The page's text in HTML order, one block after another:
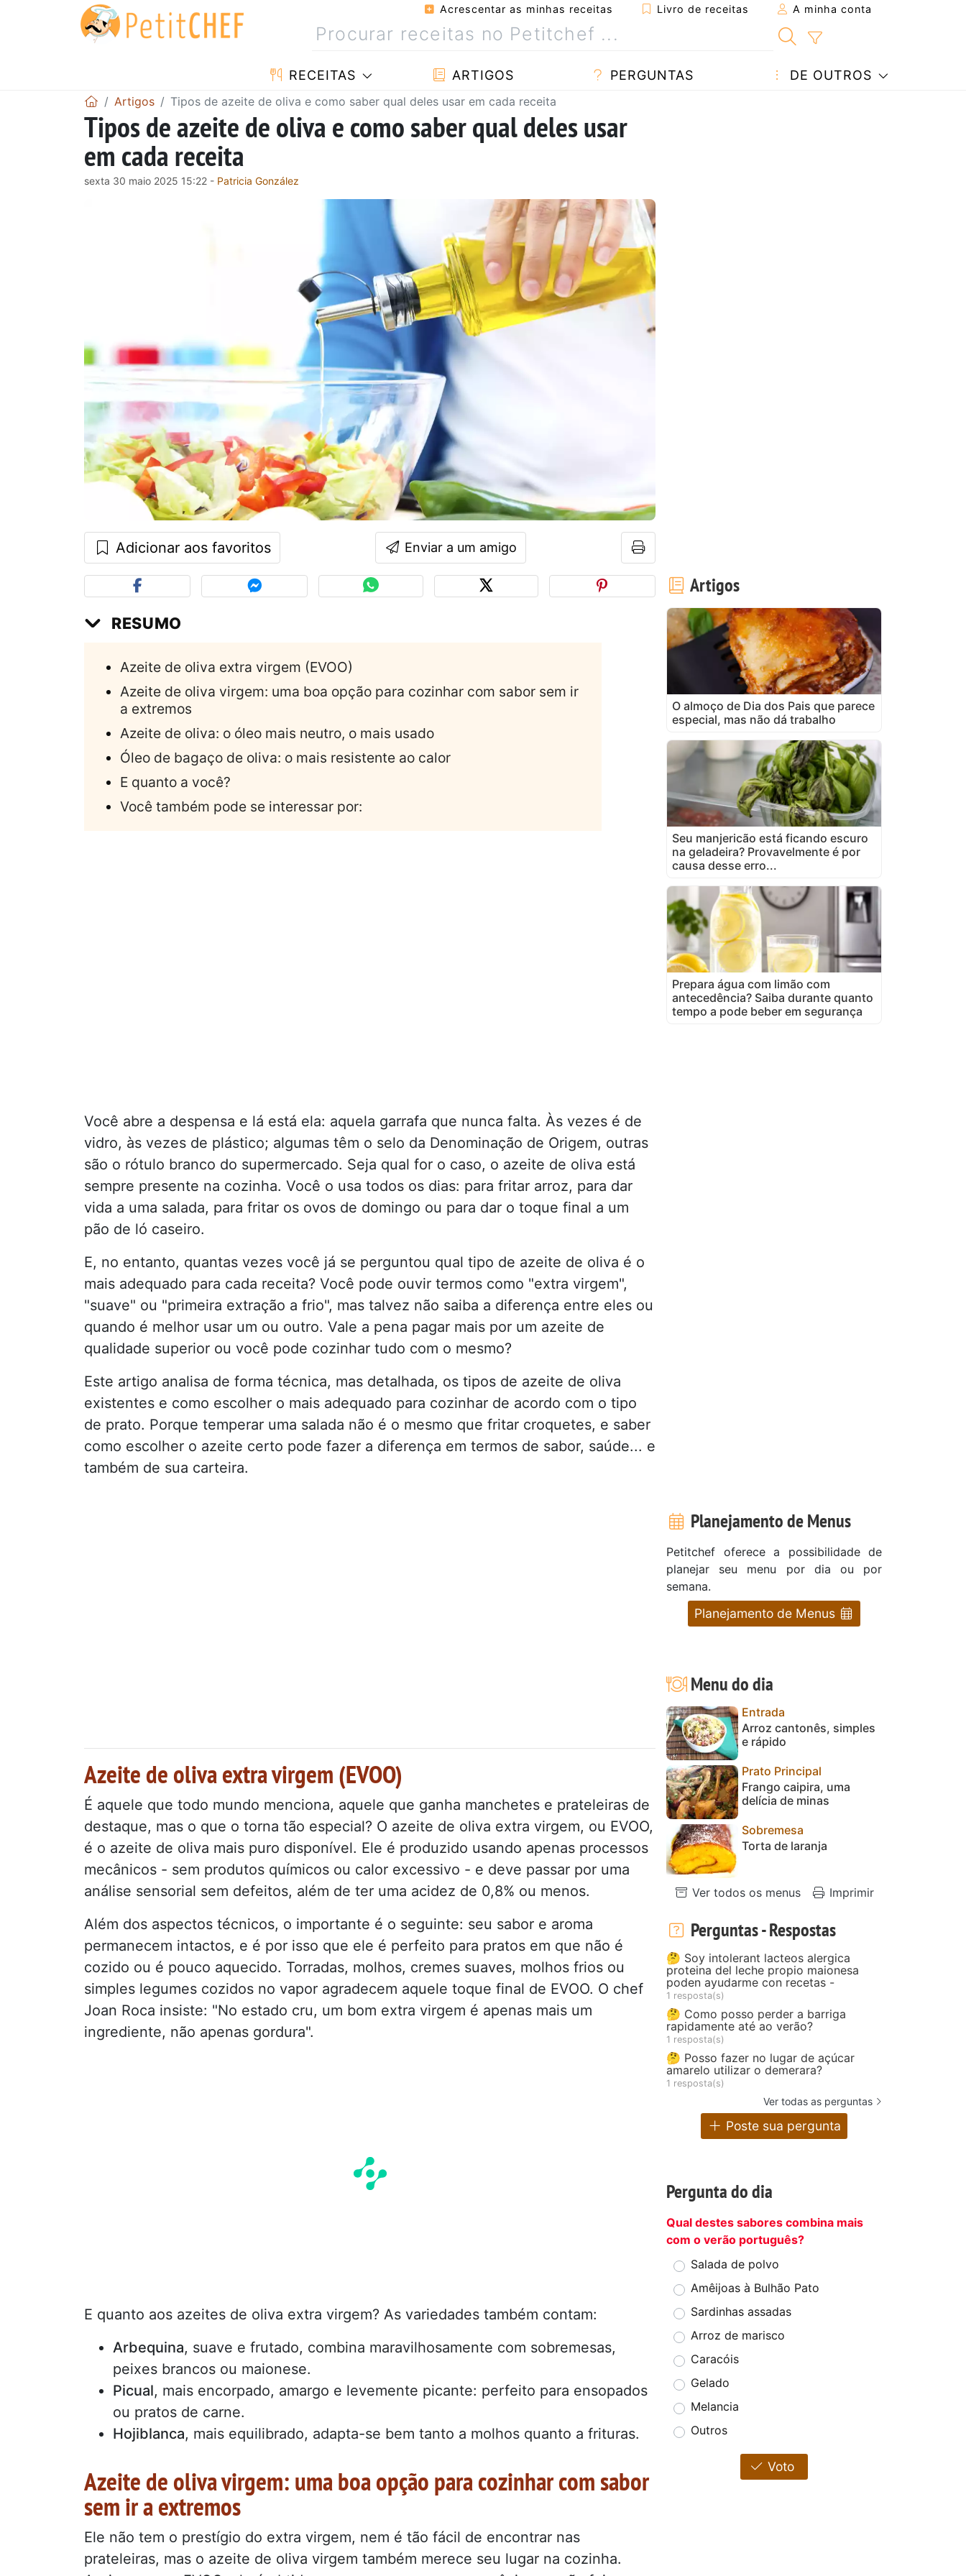
Acrescentar as minhas receitas Livro de receitas A minha conta
RECEITAS ARTIGOS PERGUNTAS DE OUTROS
Artigos Tipos de azeite de oliva e como saber qual deles usar em cada receita
Tipos de azeite de oliva e como saber qual deles usar
em cada receita
sexta 30 maio 2025 15:22 - Patricia González
Adicionar aos favoritos Enviar a um amigo
RESUMO
Azeite de oliva extra virgem (EVOO)
Azeite de oliva virgem: uma boa opção para cozinhar com sabor sem ir
a extremos
Azeite de oliva: o óleo mais neutro, o mais usado
Óleo de bagaço de oliva: o mais resistente ao calor
E quanto a você?
Você também pode se interessar por:
Você abre a despensa e lá está ela: aquela garrafa que nunca falta. Às vezes é de
vidro, às vezes de plástico; algumas têm o selo da Denominação de Origem, outras
são o rótulo branco do supermercado. Seja qual for o caso, o azeite de oliva está
sempre presente na cozinha. Você o usa todos os dias: para fritar arroz, para dar
vida a uma salada, para fritar os ovos de domingo ou para dar o toque final a um
pão de ló caseiro.
E, no entanto, quantas vezes você já se perguntou qual tipo de azeite de oliva é o
mais adequado para cada receita? Você pode ouvir termos como "extra virgem",
"suave" ou "primeira extração a frio", mas talvez não saiba a diferença entre eles ou
quando é melhor usar um ou outro. Vale a pena pagar mais por um azeite de
qualidade superior ou você pode cozinhar tudo com o mesmo?
Este artigo analisa de forma técnica, mas detalhada, os tipos de azeite de oliva
existentes e como escolher o mais adequado para cozinhar de acordo com o tipo
de prato. Porque temperar uma salada não é o mesmo que fritar croquetes, e saber
como escolher o azeite certo pode fazer a diferença em termos de sabor, saúde... e
também de sua carteira.
Azeite de oliva extra virgem (EVOO)
É aquele que todo mundo menciona, aquele que ganha manchetes e prateleiras de
destaque, mas o que o torna tão especial? O azeite de oliva extra virgem, ou EVOO,
é o azeite de oliva mais puro disponível. Ele é produzido usando apenas processos
mecânicos - sem produtos químicos ou calor excessivo - e deve passar por uma
análise sensorial sem defeitos, além de ter uma acidez de 0,8% ou menos.
Além dos aspectos técnicos, o importante é o seguinte: seu sabor e aroma
permanecem intactos, e é por isso que ele é perfeito para pratos em que não é
cozido ou é pouco aquecido. Torradas, molhos, cremes suaves, molhos frios ou
simples legumes cozidos no vapor agradecem aquele toque final de EVOO. O chef
Joan Roca insiste: "No estado cru, um bom extra virgem é apenas mais um
ingrediente, não apenas gordura".
E quanto aos azeites de oliva extra virgem? As variedades também contam:
Arbequina, suave e frutado, combina maravilhosamente com sobremesas,
peixes brancos ou maionese.
Picual, mais encorpado, amargo e levemente picante: perfeito para ensopados
ou pratos de carne.
Hojiblanca, mais equilibrado, adapta-se bem tanto a molhos quanto a frituras.
Azeite de oliva virgem: uma boa opção para cozinhar com sabor
sem ir a extremos
Ele não tem o prestígio do extra virgem, nem é tão fácil de encontrar nas
prateleiras, mas o azeite de oliva virgem também merece seu lugar na cozinha.
Artigos
O almoço de Dia dos Pais que parece
especial, mas não dá trabalho
Seu manjericão está ficando escuro
na geladeira? Provavelmente é por
causa desse erro...
Prepara água com limão com
antecedência? Saiba durante quanto
tempo a pode beber em segurança
Planejamento de Menus
Petitchef oferece a possibilidade de
planejar seu menu por dia ou por
semana.
Planejamento de Menus
Menu do dia
Entrada
Arroz cantonês, simples
e rápido
Prato Principal
Frango caipira, uma
delícia de minas
Sobremesa
Torta de laranja
Ver todos os menus Imprimir
Perguntas - Respostas
🤔 Soy intolerant lacteos alergica
proteina del leche propio maionesa
poden ayudarme con recetas -
1 resposta(s)
🤔 Como posso perder a barriga
rapidamente até ao verão?
1 resposta(s)
🤔 Posso fazer no lugar de açúcar
amarelo utilizar o demerara?
1 resposta(s)
Ver todas as perguntas
Poste sua pergunta
Pergunta do dia
Qual destes sabores combina mais
com o verão português?
Salada de polvo
Amêijoas à Bulhão Pato
Sardinhas assadas
Arroz de marisco
Caracóis
Gelado
Melancia
Outros
Voto